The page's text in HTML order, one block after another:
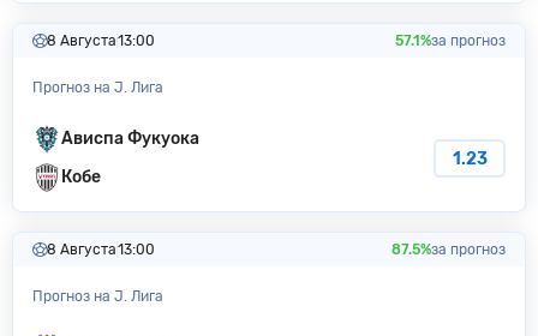
8 Августа13:00 57.1%за прогноз
Прогноз на J. Лига
Ависпа Фукуока
Кобе
1.23
8 Августа13:00 87.5%за прогноз
Прогноз на J. Лига